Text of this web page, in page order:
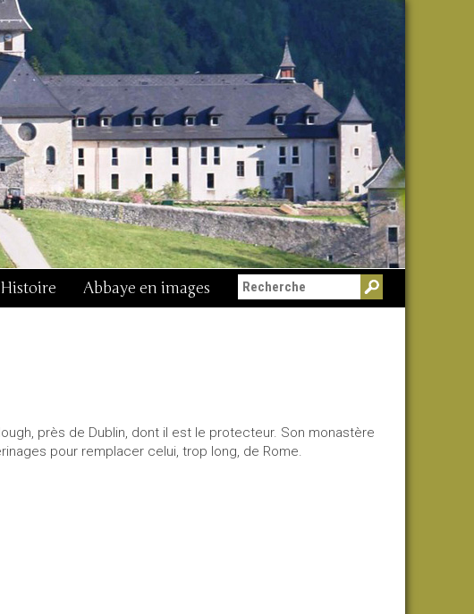
Histoire Abbaye en images
près de Dublin, dont il est le protecteur. Son monastère
pour remplacer celui, trop long, de Rome.